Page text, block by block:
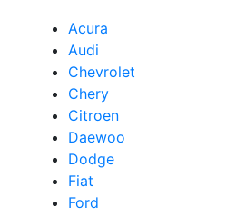
Acura
Audi
Сhevrolet
Chery
Сitroen
Daewoo
Dodge
Fiat
Ford